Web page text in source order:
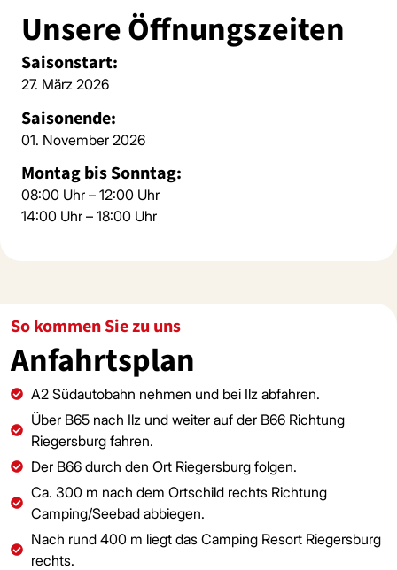
Unsere Öffnungszeiten
Saisonstart:
27. März 2026
Saisonende:
01. November 2026
Montag bis Sonntag:
08:00 Uhr – 12:00 Uhr
14:00 Uhr – 18:00 Uhr
So kommen Sie zu uns
Anfahrtsplan
A2 Südautobahn nehmen und bei Ilz abfahren.
Über B65 nach Ilz und weiter auf der B66 Richtung
Riegersburg fahren.
Der B66 durch den Ort Riegersburg folgen.
Ca. 300 m nach dem Ortschild rechts Richtung
Camping/Seebad abbiegen.
Nach rund 400 m liegt das Camping Resort Riegersburg
rechts.